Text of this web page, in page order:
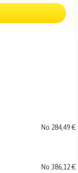
No 284,49 €
No 386,12 €